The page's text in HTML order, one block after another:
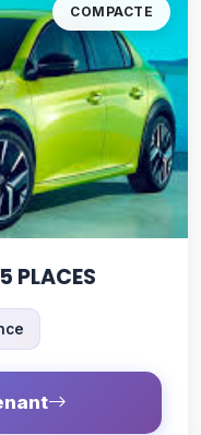
COMPACTE
PLACES